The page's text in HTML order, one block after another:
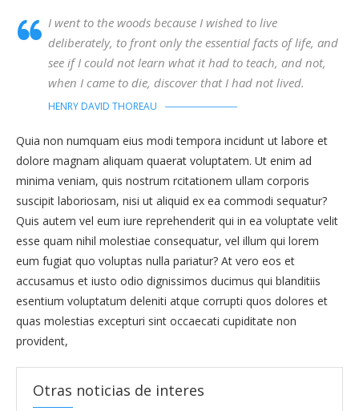
I went to the woods because I wished to live
deliberately, to front only the essential facts of life, and
see if I could not learn what it had to teach, and not,
when I came to die, discover that I had not lived.
HENRY DAVID THOREAU
Quia non numquam eius modi tempora incidunt ut labore et
dolore magnam aliquam quaerat voluptatem. Ut enim ad
minima veniam, quis nostrum rcitationem ullam corporis
suscipit laboriosam, nisi ut aliquid ex ea commodi sequatur?
Quis autem vel eum iure reprehenderit qui in ea voluptate velit
esse quam nihil molestiae consequatur, vel illum qui lorem
eum fugiat quo voluptas nulla pariatur? At vero eos et
accusamus et iusto odio dignissimos ducimus qui blanditiis
esentium voluptatum deleniti atque corrupti quos dolores et
quas molestias excepturi sint occaecati cupiditate non
provident,
Otras noticias de interes